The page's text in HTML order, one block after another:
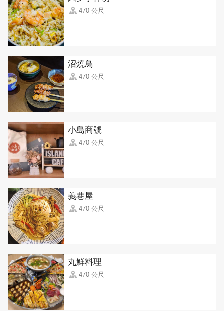
470 公尺
沼燒鳥
470 公尺
小島商號
470 公尺
義巷屋
470 公尺
丸鮮料理
470 公尺